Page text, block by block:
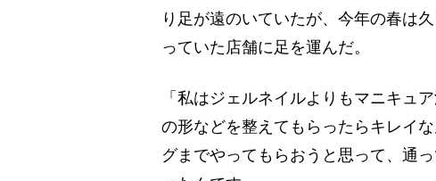
り足が遠のいていたが、今年の春は
っていた店舗に足を運んだ。
「私はジェルネイルよりもマニキュ
の形などを整えてもらったらキレイ
グまでやってもらおうと思って、通